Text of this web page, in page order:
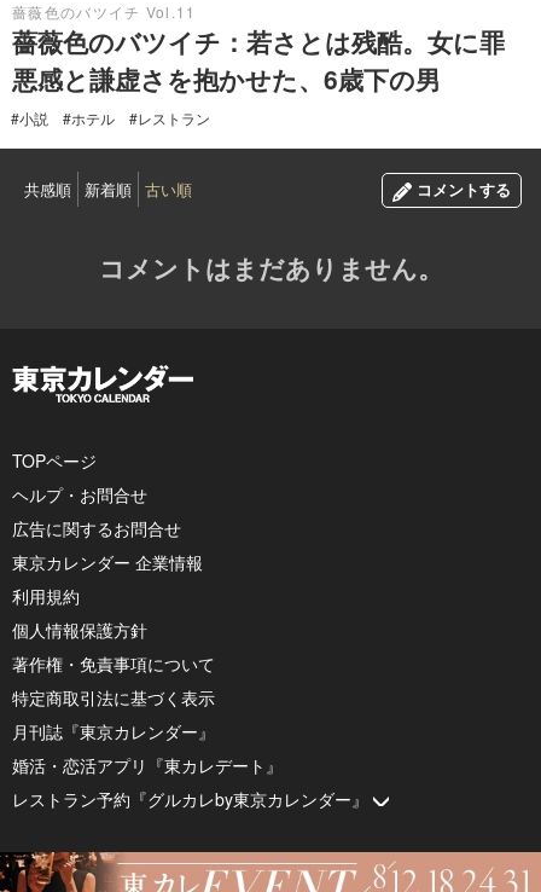
薔薇色のバツイチ Vol.11
薔薇色のバツイチ：若さとは残酷。女に罪
悪感と謙虚さを抱かせた、6歳下の男
#小説 #ホテル #レストラン
共感順 新着順 古い順 コメントする
コメントはまだありません。
TOPページ
ヘルプ・お問合せ
広告に関するお問合せ
東京カレンダー 企業情報
利用規約
個人情報保護方針
著作権・免責事項について
特定商取引法に基づく表示
月刊誌『東京カレンダー』
婚活・恋活アプリ『東カレデート』
レストラン予約『グルカレby東京カレンダー』